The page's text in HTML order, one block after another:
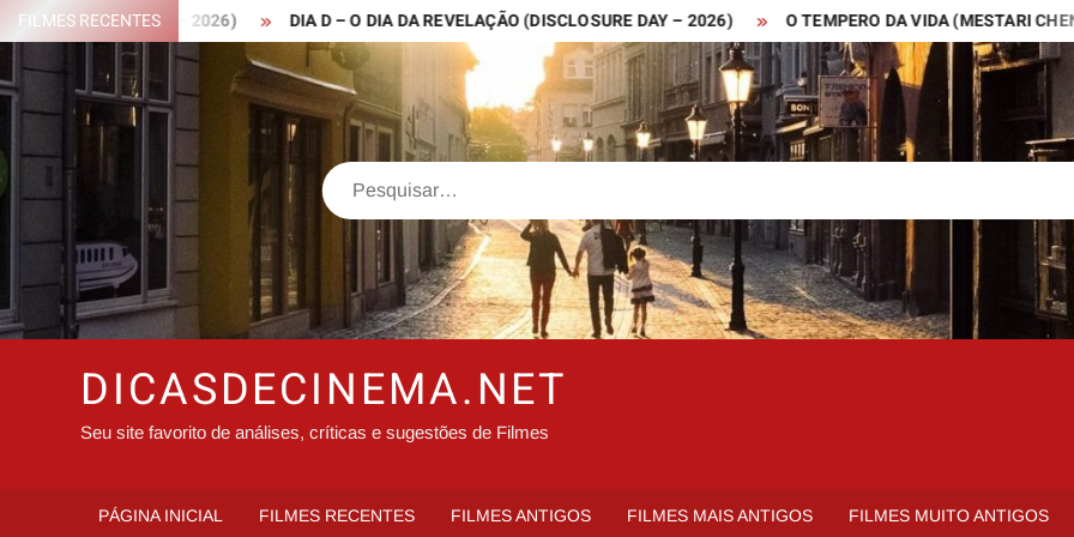
Skip
to
content
FILMES RECENTES
HOOD – 2026) DIA D – O DIA DA REVELAÇÃO (DISCLOSURE DAY – 2026) O TEMPERO DA VIDA (MESTARI CHENG –
Search
DICASDECINEMA.NET
Seu site favorito de análises, críticas e sugestões de Filmes
PÁGINA INICIAL FILMES RECENTES FILMES ANTIGOS FILMES MAIS ANTIGOS FILMES MUITO ANTIGOS